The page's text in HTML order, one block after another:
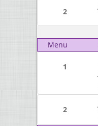
2
Menu
1
2